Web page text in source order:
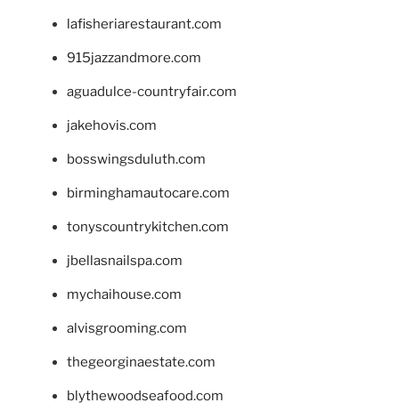
lafisheriarestaurant.com
915jazzandmore.com
aguadulce-countryfair.com
jakehovis.com
bosswingsduluth.com
birminghamautocare.com
tonyscountrykitchen.com
jbellasnailspa.com
mychaihouse.com
alvisgrooming.com
thegeorginaestate.com
blythewoodseafood.com